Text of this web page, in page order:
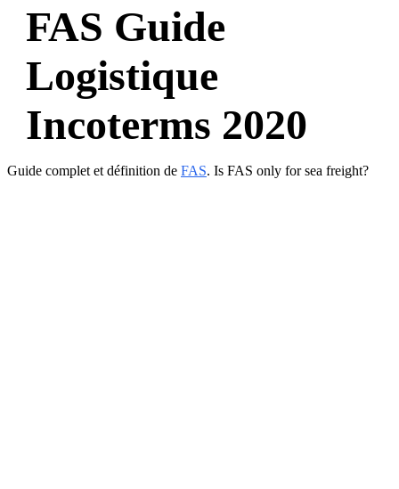
FAS Guide
Logistique
Incoterms 2020
Guide complet et définition de FAS. Is FAS only for sea freight?